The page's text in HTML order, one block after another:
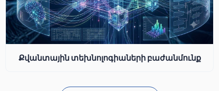
Քվանտային տեխնոլոգիաների բաժանմունք